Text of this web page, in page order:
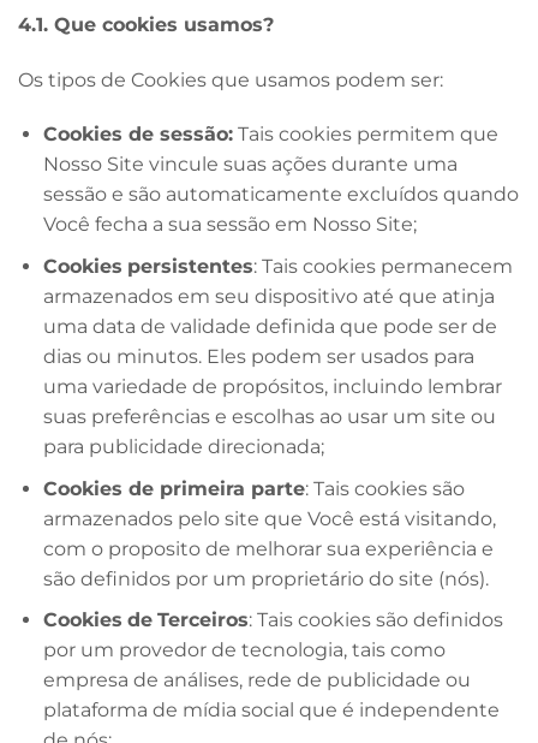
4.1. Que cookies usamos?
Os tipos de Cookies que usamos podem ser:
Cookies de sessão:Tais cookies permitem que
Nosso Site vincule suas ações durante uma
sessão e são automaticamente excluídos quando
Você fecha a sua sessão em Nosso Site;
Cookies persistentes: Tais cookies permanecem
armazenados em seu dispositivo até que atinja
uma data de validade definida que pode ser de
dias ou minutos. Eles podem ser usados para
uma variedade de propósitos, incluindo lembrar
suas preferências e escolhas ao usar um site ou
para publicidade direcionada;
Cookies de primeira parte: Tais cookies são
armazenados pelo site que Você está visitando,
com o proposito de melhorar sua experiência e
são definidos por um proprietário do site (nós).
Cookies de Terceiros: Tais cookies são definidos
por um provedor de tecnologia, tais como
empresa de análises, rede de publicidade ou
plataforma de mídia social que é independente